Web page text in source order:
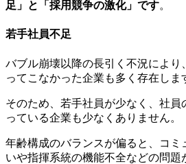
足」と「採用競争の激化」です。
若手社員不足
バブル崩壊以降の長引く不況により
ってこなかった企業も多く存在しま
そのため、若手社員が少なく、社員
っている企業も少なくありません。
年齢構成のバランスが偏ると、コミ
いや指揮系統の機能不全などの問題